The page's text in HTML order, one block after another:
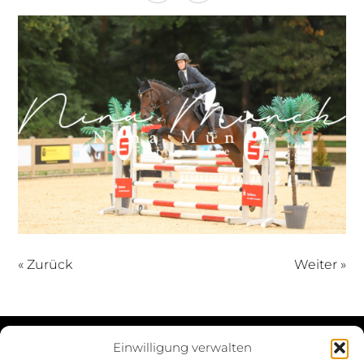
Einwilligung verwalten
« Zurück Weiter »